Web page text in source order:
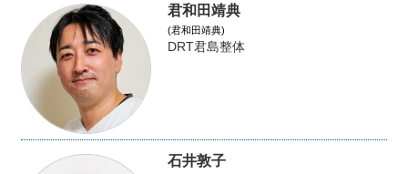
君和田靖典
(君和田靖典)
DRT君島整体
石井敦子